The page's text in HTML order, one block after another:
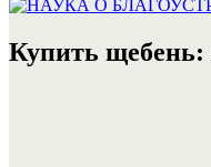
Купить щебень: